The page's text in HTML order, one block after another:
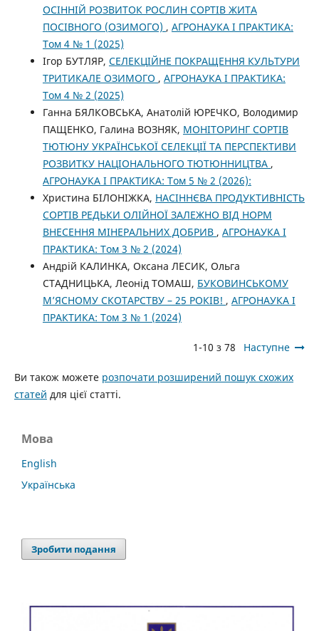
ОСІННІЙ РОЗВИТОК РОСЛИН СОРТІВ ЖИТА
ПОСІВНОГО (ОЗИМОГО) , АГРОНАУКА І ПРАКТИКА:
Том 4 № 1 (2025)
Ігор БУТЛЯР, СЕЛЕКЦІЙНЕ ПОКРАЩЕННЯ КУЛЬТУРИ
ТРИТИКАЛЕ ОЗИМОГО , АГРОНАУКА І ПРАКТИКА:
Том 4 № 2 (2025)
Ганна БЯЛКОВСЬКА, Анатолій ЮРЕЧКО, Володимир
ПАЩЕНКО, Галина ВОЗНЯК, МОНІТОРИНГ СОРТІВ
ТЮТЮНУ УКРАЇНСЬКОЇ СЕЛЕКЦІЇ ТА ПЕРСПЕКТИВИ
РОЗВИТКУ НАЦІОНАЛЬНОГО ТЮТЮННИЦТВА ,
АГРОНАУКА І ПРАКТИКА: Том 5 № 2 (2026):
Христина БІЛОНІЖКА, НАСІННЄВА ПРОДУКТИВНІСТЬ
СОРТІВ РЕДЬКИ ОЛІЙНОЇ ЗАЛЕЖНО ВІД НОРМ
ВНЕСЕННЯ МІНЕРАЛЬНИХ ДОБРИВ , АГРОНАУКА І
ПРАКТИКА: Том 3 № 2 (2024)
Андрій КАЛИНКА, Оксана ЛЕСИК, Ольга
СТАДНИЦЬКА, Леонід ТОМАШ, БУКОВИНСЬКОМУ
М’ЯСНОМУ СКОТАРСТВУ – 25 РОКІВ! , АГРОНАУКА І
ПРАКТИКА: Том 3 № 1 (2024)
1-10 з 78 Наступне
Ви також можете розпочати розширений пошук схожих
статей для цієї статті.
Мова
English
Українська
Зробити подання